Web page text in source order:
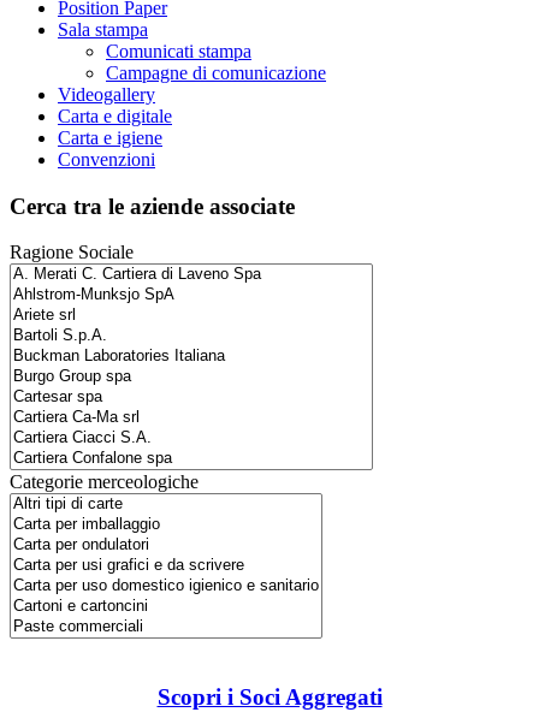
Position Paper
Sala stampa
Comunicati stampa
Campagne di comunicazione
Videogallery
Carta e digitale
Carta e igiene
Convenzioni
Cerca tra le aziende associate
Ragione Sociale
Categorie merceologiche
Scopri i Soci Aggregati